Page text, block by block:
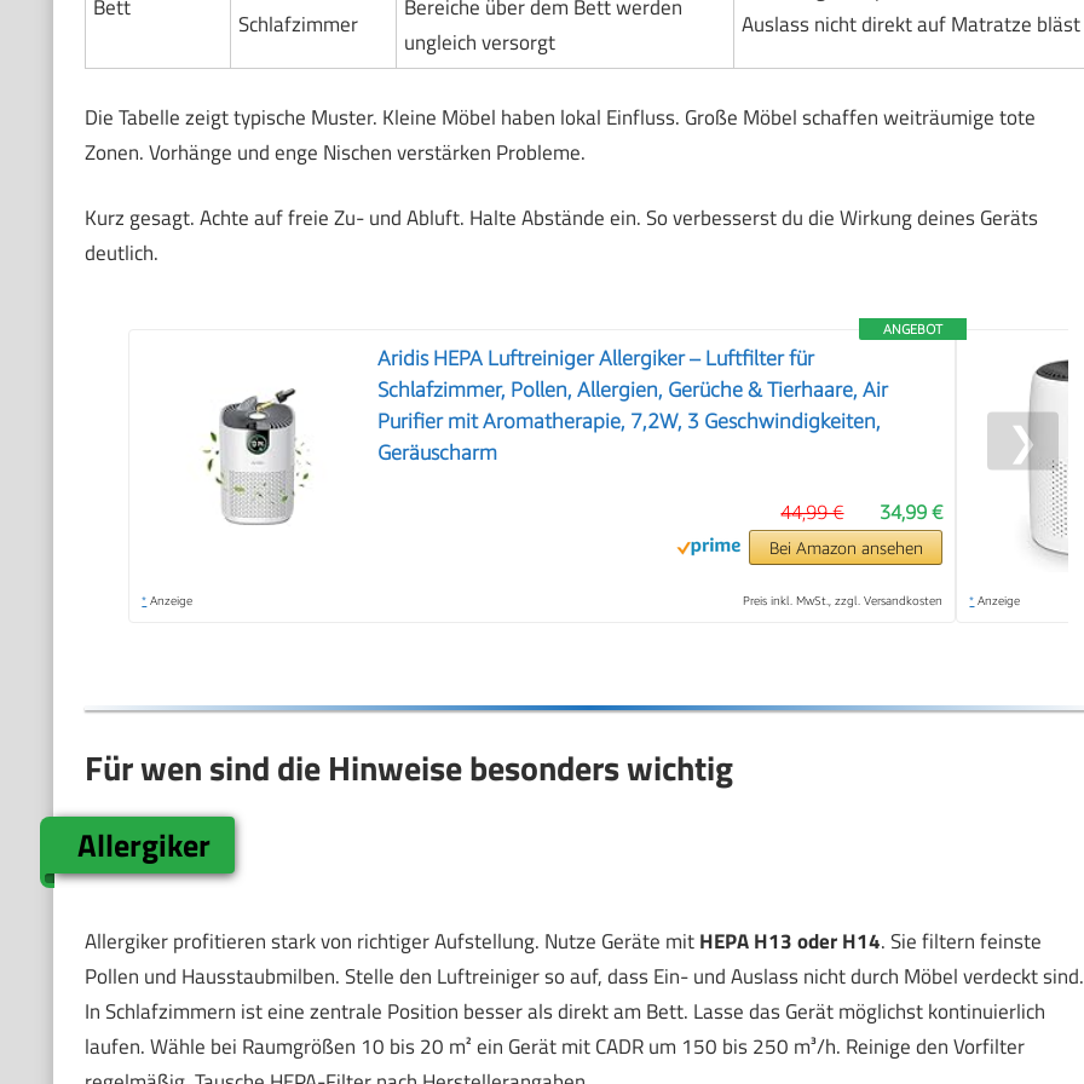
Bett
Schlafzimmer
Bereiche über dem Bett werden
ungleich versorgt
Auslass nicht direkt auf Matratze bläst
Die Tabelle zeigt typische Muster. Kleine Möbel haben lokal Einfluss. Große Möbel schaffen weiträumige tote
Zonen. Vorhänge und enge Nischen verstärken Probleme.
Kurz gesagt. Achte auf freie Zu- und Abluft. Halte Abstände ein. So verbesserst du die Wirkung deines Geräts
deutlich.
ANGEBOT
Aridis HEPA Luftreiniger Allergiker – Luftfilter für
Schlafzimmer, Pollen, Allergien, Gerüche & Tierhaare, Air
Purifier mit Aromatherapie, 7,2W, 3 Geschwindigkeiten,
Geräuscharm
34,99 €
44,99 €
Bei Amazon ansehen
* Anzeige Preis inkl. MwSt., zzgl. Versandkosten * Anzeige
❯
Für wen sind die Hinweise besonders wichtig
Allergiker
Allergiker profitieren stark von richtiger Aufstellung. Nutze Geräte mitHEPA H13 oder H14. Sie filtern feinste
Pollen und Hausstaubmilben. Stelle den Luftreiniger so auf, dass Ein- und Auslass nicht durch Möbel verdeckt sind.
In Schlafzimmern ist eine zentrale Position besser als direkt am Bett. Lasse das Gerät möglichst kontinuierlich
laufen. Wähle bei Raumgrößen 10 bis 20 m² ein Gerät mit CADR um 150 bis 250 m³/h. Reinige den Vorfilter